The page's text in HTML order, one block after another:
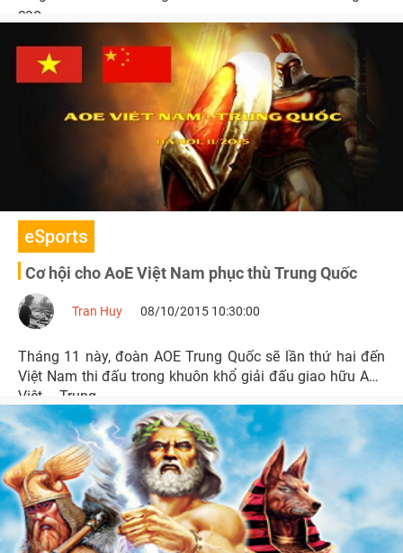
cao.
eSports
Cơ hội cho AoE Việt Nam phục thù Trung Quốc
Tran Huy 08/10/2015 10:30:00
Tháng 11 này, đoàn AOE Trung Quốc sẽ lần thứ hai đến
Việt Nam thi đấu trong khuôn khổ giải đấu giao hữu AoE
Việt – Trung.